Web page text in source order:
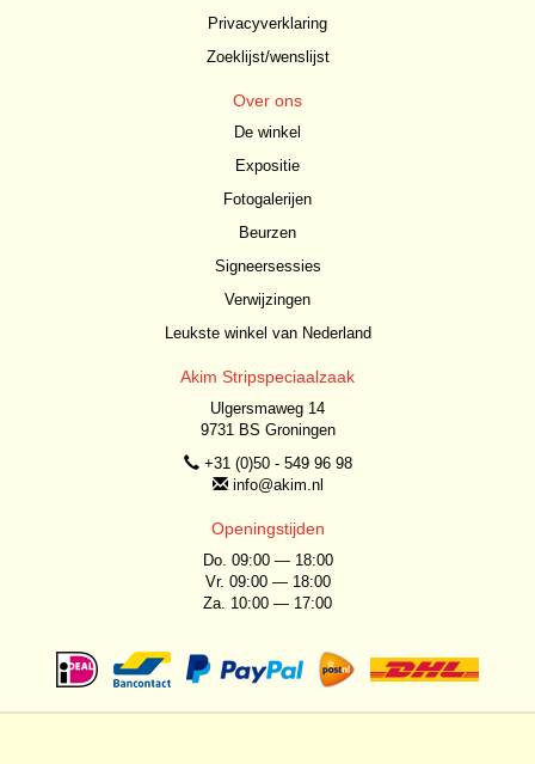
Privacyverklaring
Zoeklijst/wenslijst
Over ons
De winkel
Expositie
Fotogalerijen
Beurzen
Signeersessies
Verwijzingen
Leukste winkel van Nederland
Akim Stripspeciaalzaak
Ulgersmaweg 14
9731 BS Groningen
+31 (0)50 - 549 96 98
info@akim.nl
Openingstijden
Do. 09:00 — 18:00
Vr. 09:00 — 18:00
Za. 10:00 — 17:00